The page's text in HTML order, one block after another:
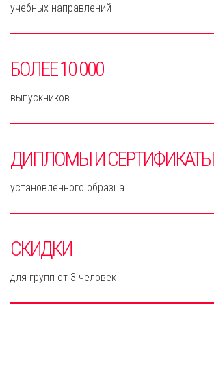
учебных направлений
БОЛЕЕ 10 000
выпускников
ДИПЛОМЫ И СЕРТИФИКАТЫ
установленного образца
СКИДКИ
для групп от 3 человек